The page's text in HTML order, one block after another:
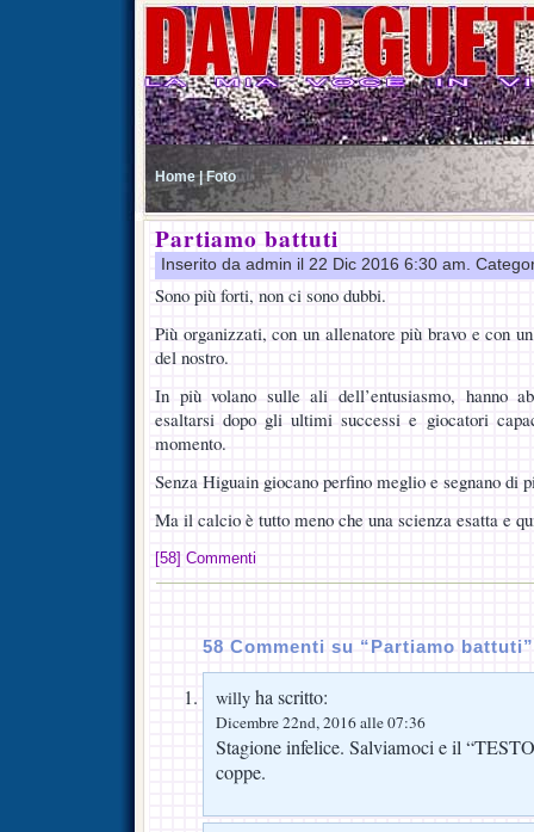
Home | Foto
Partiamo battuti
Inserito da admin il 22 Dic 2016 6:30 am.
Sono più forti, non ci sono dubbi.
Più organizzati, con un allenatore più bravo e con
del nostro.
In più volano sulle ali dell’entusiasmo, hanno
esaltarsi dopo gli ultimi successi e giocatori
momento.
Senza Higuain giocano perfino meglio e segnano di
Ma il calcio è tutto meno che una scienza esatta e
[58] Commenti
58 Commenti su “Partiamo battuti”
willy ha scritto:
Dicembre 22nd, 2016 alle 07:36
Stagione infelice. Salviamoci e il
coppe.